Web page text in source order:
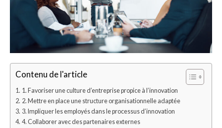
Contenu de l'article
1. Favoriser une culture d’entreprise propice à l’innovation
2. Mettre en place une structure organisationnelle adaptée
3. Impliquer les employés dans le processus d’innovation
4. Collaborer avec des partenaires externes